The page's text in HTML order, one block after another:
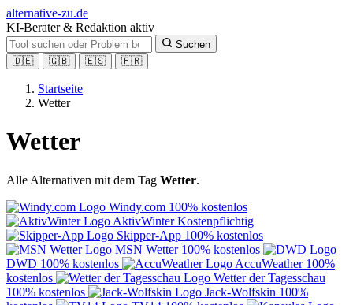
alternative-zu.de
KI-Berater & Redaktion aktiv
Suchen
🇩🇪
🇬🇧 🇪🇸 🇫🇷
Startseite
Wetter
Wetter
Alle Alternativen mit dem Tag Wetter.
Windy.com 100% kostenlos
AktivWinter Kostenpflichtig
Skipper-App 100% kostenlos
MSN Wetter 100% kostenlos
DWD 100% kostenlos AccuWeather 100%
kostenlos
Wetter der Tagesschau
100% kostenlos
Jack-Wolfskin 100%